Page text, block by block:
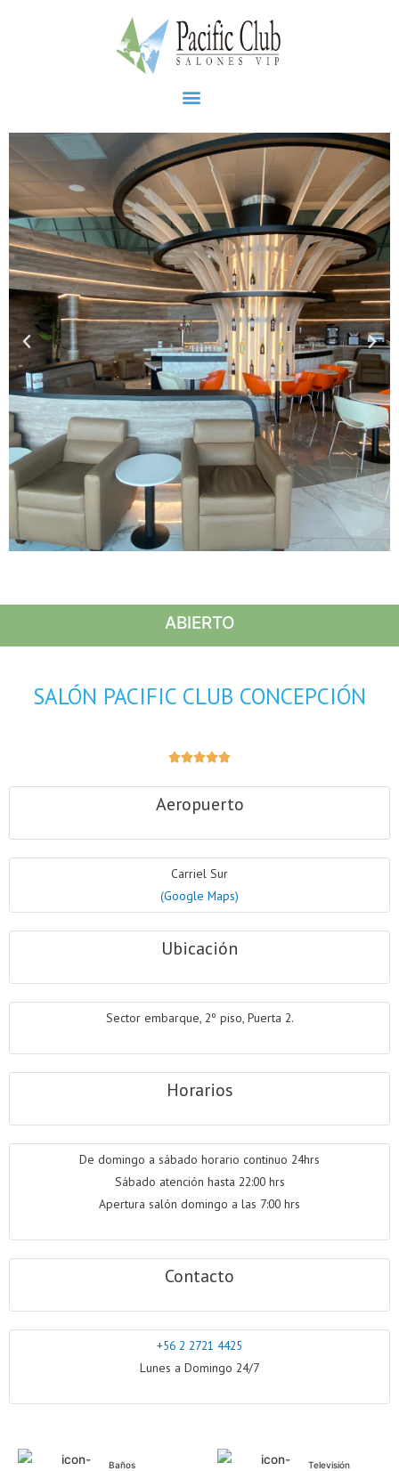
ABIERTO
SALÓN PACIFIC CLUB CONCEPCIÓN

Aeropuerto
Carriel Sur
(Google Maps)
Ubicación
Sector embarque, 2º piso, Puerta 2.
Horarios
De domingo a sábado horario continuo 24hrs
Sábado atención hasta 22:00 hrs
Apertura salón domingo a las 7:00 hrs
Contacto
+56 2 2721 4425
Lunes a Domingo 24/7
Baños Televisión